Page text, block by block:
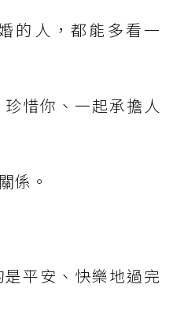
的人，都能多看一
惜你、一起承擔人
係。
平安、快樂地過完